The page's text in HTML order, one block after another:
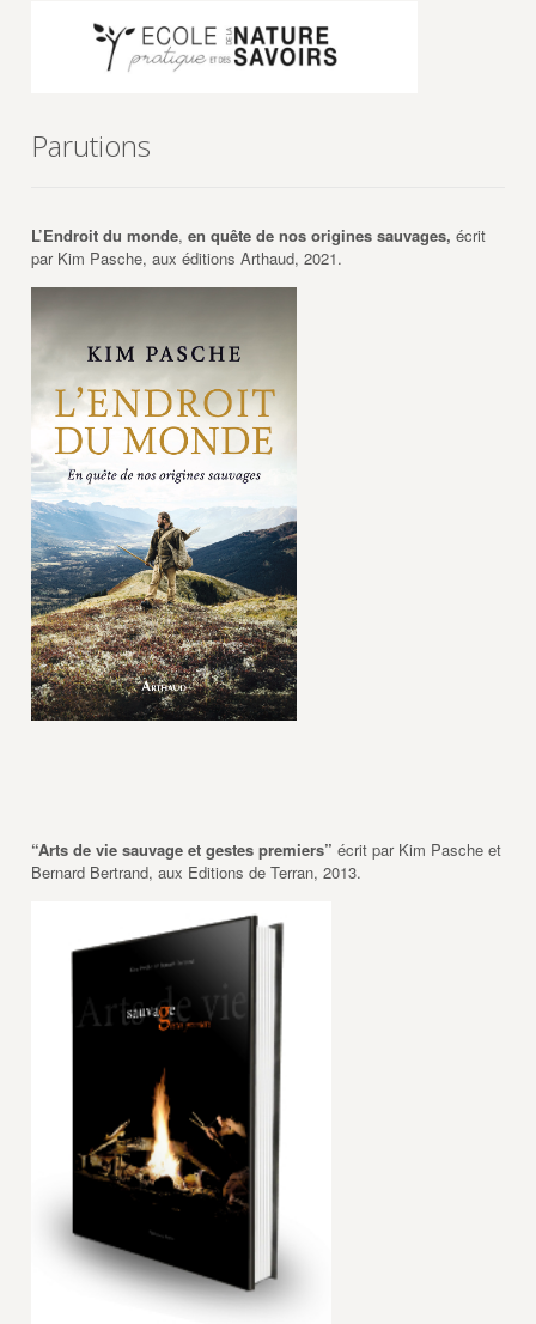
Parutions
L’Endroit du monde, en quête de nos origines sauvages, écrit
par Kim Pasche, aux éditions Arthaud, 2021.
“Arts de vie sauvage et gestes premiers” écrit par Kim Pasche et
Bernard Bertrand, aux Editions de Terran, 2013.